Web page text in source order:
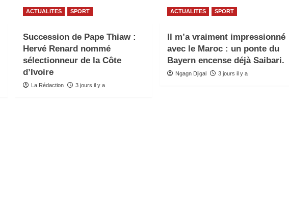
ACTUALITES SPORT
Succession de Pape Thiaw :
Hervé Renard nommé
sélectionneur de la Côte
d’Ivoire
La Rédaction 3 jours il y a
ACTUALITES SPORT
Il m’a vraiment impressionné
avec le Maroc : un ponte du
Bayern encense déjà Saibari.
Ngagn Djigal 3 jours il y a